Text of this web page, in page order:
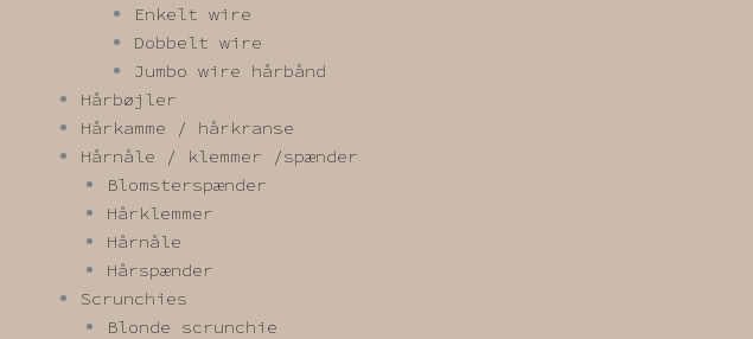
Enkelt wire
Dobbelt wire
Jumbo wire hårbånd
Hårbøjler
Hårkamme / hårkranse
Hårnåle / klemmer /spænder
Blomsterspænder
Hårklemmer
Hårnåle
Hårspænder
Scrunchies
Blonde scrunchie